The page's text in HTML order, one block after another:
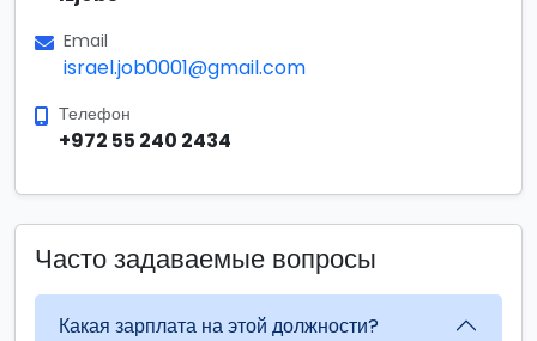
Email
israel.job0001@gmail.com
Телефон
+972 55 240 2434
Часто задаваемые вопросы
Какая зарплата на этой должности?